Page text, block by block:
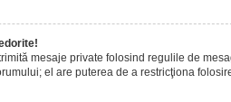
mesaje private folosind regulile de
el are puterea de a restricţiona